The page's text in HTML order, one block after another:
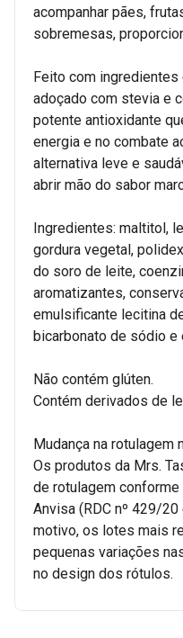
acompanhar pães,
sobremesas,
Feito com ingredientes
adoçado com stevia e
potente antioxidante
energia e no combate
alternativa leve e
abrir mão do sabor
Ingredientes: maltitol,
gordura vegetal,
do soro de leite,
aromatizantes,
emulsificante lecitina
bicarbonato de sódio e
Não contém glúten.
Contém derivados de
Mudança na rotulagem
Os produtos da Mrs.
de rotulagem
Anvisa (RDC nº 429/
motivo, os lotes mais
pequenas variações
no design dos rótulos.